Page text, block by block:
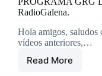
RadioGalena.
Hola amigos, saludos
vídeos anteriores,…
Read More